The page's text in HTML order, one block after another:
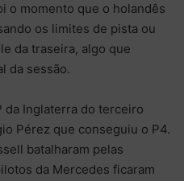
o momento que o holandês
os limites de pista ou
da traseira, algo que
da sessão.
da Inglaterra do terceiro
Pérez que conseguiu o P4.
batalharam pelas
da Mercedes ficaram